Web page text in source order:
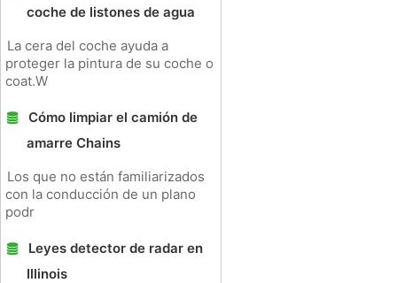
coche de listones de agua
La cera del coche ayuda a
proteger la pintura de su coche o
coat.W
Cómo limpiar el camión de
amarre Chains
Los que no están familiarizados
con la conducción de un plano
podr
Leyes detector de radar en
Illinois